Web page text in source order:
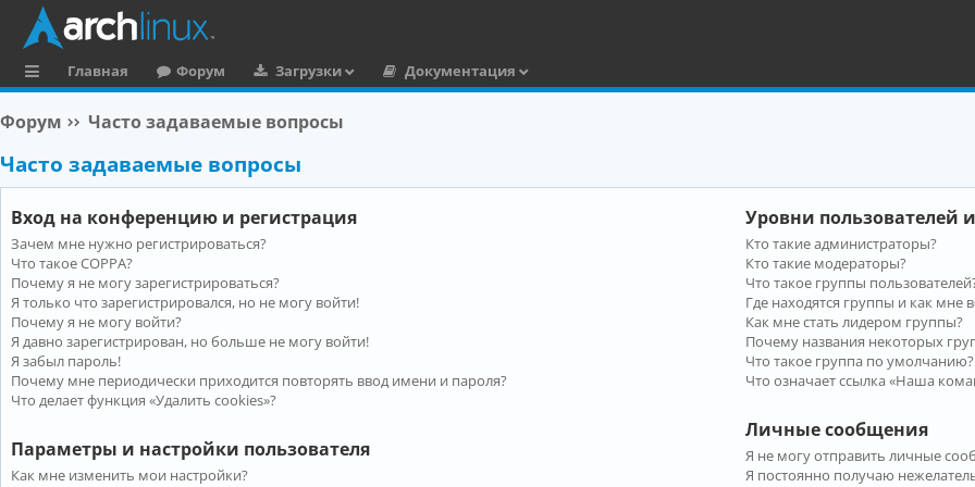
ы
л
Главная Форум Загрузки
Документация
Форум Часто задаваемые вопросы
Часто задаваемые вопросы
Вход на конференцию и регистрация
Зачем мне нужно регистрироваться?
Что такое COPPA?
Почему я не могу зарегистрироваться?
Я только что зарегистрировался, но не могу войти!
Почему я не могу войти?
Я давно зарегистрирован, но больше не могу войти!
Я забыл пароль!
Почему мне периодически приходится повторять ввод имени и пароля?
Что делает функция «Удалить cookies»?
Параметры и настройки пользователя
Как мне изменить мои настройки?
Уровни пользователей
Кто такие администраторы?
Кто такие модераторы?
Что такое группы
Где находятся группы и как мне
Как мне стать лидером группы?
Почему названия некоторых
Что такое группа по умолчанию?
Что означает ссылка «Наша
Личные сообщения
Я не могу отправить личные
Я постоянно получаю